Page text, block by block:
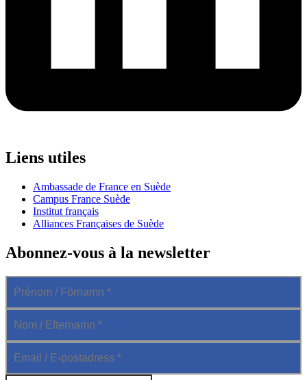
Liens utiles
Ambassade de France en Suède
Campus France Suède
Institut français
Alliances Françaises de Suède
Abonnez-vous à la newsletter